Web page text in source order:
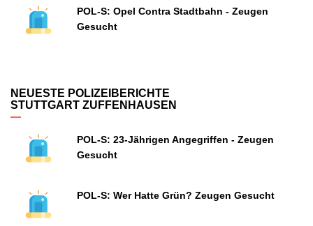
POL-S: Opel Contra Stadtbahn - Zeugen
Gesucht
NEUESTE POLIZEIBERICHTE
STUTTGART ZUFFENHAUSEN
POL-S: 23-Jährigen Angegriffen - Zeugen
Gesucht
POL-S: Wer Hatte Grün? Zeugen Gesucht